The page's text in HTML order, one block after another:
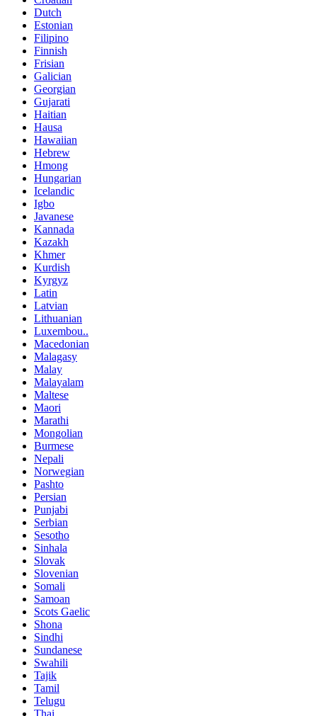
Dutch
Estonian
Filipino
Finnish
Frisian
Galician
Georgian
Gujarati
Haitian
Hausa
Hawaiian
Hebrew
Hmong
Hungarian
Icelandic
Igbo
Javanese
Kannada
Kazakh
Khmer
Kurdish
Kyrgyz
Latin
Latvian
Lithuanian
Luxembou..
Macedonian
Malagasy
Malay
Malayalam
Maltese
Maori
Marathi
Mongolian
Burmese
Nepali
Norwegian
Pashto
Persian
Punjabi
Serbian
Sesotho
Sinhala
Slovak
Slovenian
Somali
Samoan
Scots Gaelic
Shona
Sindhi
Sundanese
Swahili
Tajik
Tamil
Telugu
Thai